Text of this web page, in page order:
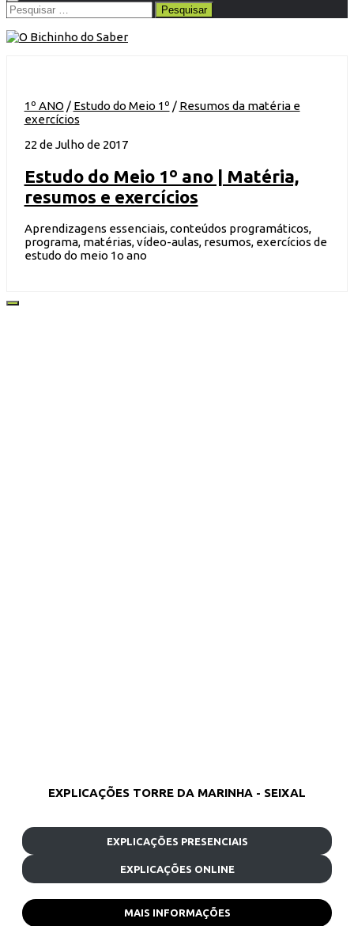
Pesquisar
por:
1º ANO / Estudo do Meio 1º / Resumos da matéria e
exercícios
22 de Julho de 2017
Estudo do Meio 1º ano | Matéria,
resumos e exercícios
Aprendizagens essenciais, conteúdos programáticos,
programa, matérias, vídeo-aulas, resumos, exercícios de
estudo do meio 1o ano
EXPLICAÇÕES TORRE DA MARINHA - SEIXAL
EXPLICAÇÕES PRESENCIAIS
EXPLICAÇÕES ONLINE
MAIS INFORMAÇÕES